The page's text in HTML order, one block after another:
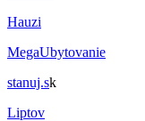
Hauzi
MegaUbytovanie
stanuj.sk
Liptov